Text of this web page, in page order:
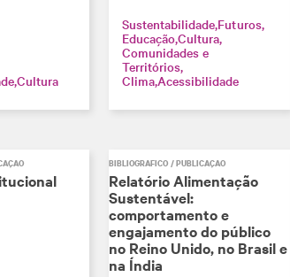
Cultura
SustentabilidadeFuturos
EducaçãoCultura
Comunidades e
Territórios
ClimaAcessibilidade
BIBLIOGRÁFICO / PUBLICAÇÃO
Relatório Alimentação
Sustentável:
comportamento e
engajamento do público
no Reino Unido, no Brasil e
na Índia